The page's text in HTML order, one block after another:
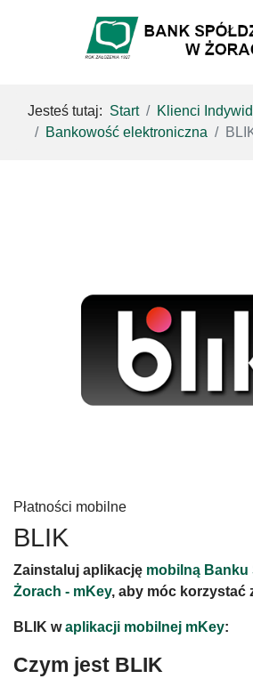
Jesteś tutaj: Start
Klienci
Bankowość elektroniczna
Płatności mobilne
BLIK
Zainstaluj aplikację mobilną Banku
Żorach - mKey, aby móc korzystać
BLIK waplikacji mobilnej mKey:
Czym jest BLIK